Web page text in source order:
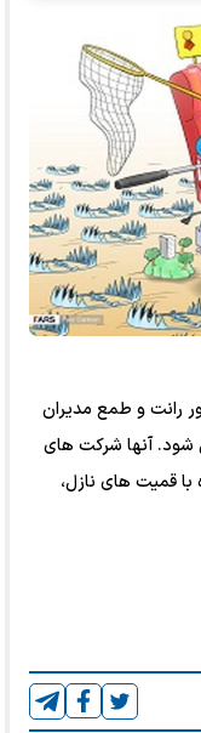
رانت و طمع مدیران
آنها شرکت های
قمیت های نازل،